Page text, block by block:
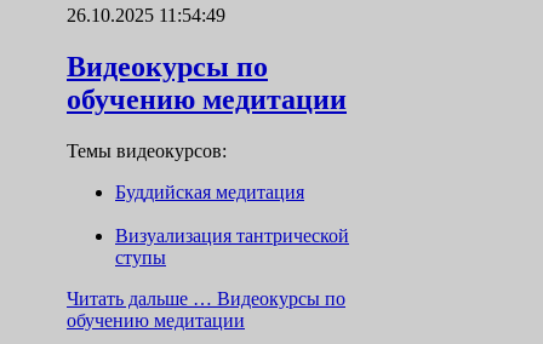
26.10.2025 11:54:49
Видеокурсы по
обучению медитации
Темы видеокурсов:
Буддийская медитация
Визуализация тантрической
ступы
Читать дальше … Видеокурсы по
обучению медитации